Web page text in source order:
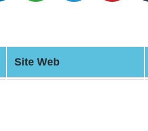
Site Web